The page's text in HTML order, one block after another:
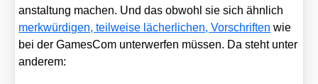
an­stal­tung machen. Und das obwohl sie sich ähn­lich
merk­wür­di­gen, teil­wei­se lächer­li­chen, Vor­schrif­ten wie
bei der Games­Com unter­wer­fen müs­sen. Da steht unter
ande­rem: